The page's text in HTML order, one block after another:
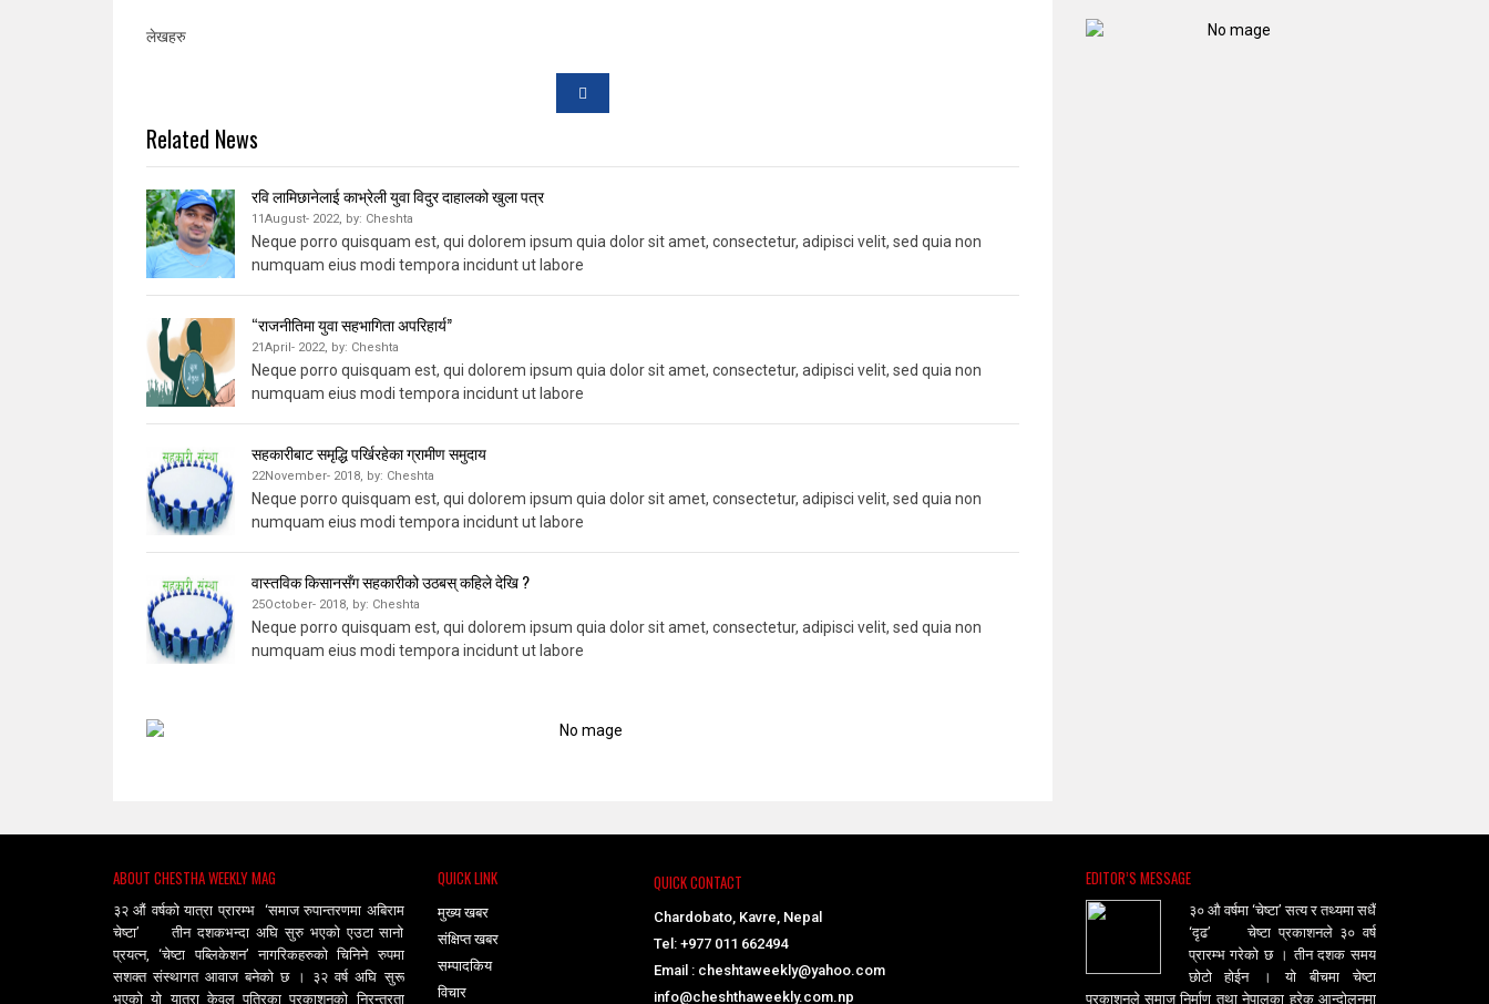
लेखहरु
Related News
रवि लामिछानेलाई काभ्रेली युवा विदुर दाहालको खुला पत्र
11August- 2022, by: Cheshta
Neque porro quisquam est, qui dolorem ipsum quia dolor sit amet, consectetur, adipisci velit, sed quia non
numquam eius modi tempora incidunt ut labore
“राजनीतिमा युवा सहभागिता अपरिहार्य”
21April- 2022, by: Cheshta
Neque porro quisquam est, qui dolorem ipsum quia dolor sit amet, consectetur, adipisci velit, sed quia non
numquam eius modi tempora incidunt ut labore
सहकारीबाट समृद्धि पर्खिरहेका ग्रामीण समुदाय
22November- 2018, by: Cheshta
Neque porro quisquam est, qui dolorem ipsum quia dolor sit amet, consectetur, adipisci velit, sed quia non
numquam eius modi tempora incidunt ut labore
वास्तविक किसानसँग सहकारीको उठबस् कहिले देखि ?
25October- 2018, by: Cheshta
Neque porro quisquam est, qui dolorem ipsum quia dolor sit amet, consectetur, adipisci velit, sed quia non
numquam eius modi tempora incidunt ut labore
ABOUT CHESTHA WEEKLY MAG
३२ औं वर्षको यात्रा प्रारम्भ ‘समाज रुपान्तरणमा अबिराम
चेष्टा’ तीन दशकभन्दा अघि सुरु भएको एउटा सानो
प्रयत्न, ‘चेष्टा पब्लिकेशन’ नागरिकहरुको चिनिने रुपमा
सशक्त संस्थागत आवाज बनेको छ । ३२ वर्ष अघि सुरू
भएको यो यात्रा केवल पत्रिका प्रकाशनको निरन्तरता
QUICK LINK
मुख्य खबर
संक्षिप्त खबर
सम्पादकिय
विचार
QUICK CONTACT
Chardobato, Kavre, Nepal
Tel: +977 011 662494
Email : cheshtaweekly@yahoo.com
info@cheshthaweekly.com.np
EDITOR’S MESSAGE
३० औ वर्षमा ‘चेष्टा’ सत्य र तथ्यमा सधैं
‘दृढ’ चेष्टा प्रकाशनले ३० वर्ष
प्रारम्भ गरेको छ । तीन दशक समय
छोटो होईन । यो बीचमा चेष्टा
प्रकाशनले समाज निर्माण तथा नेपालका हरेक आन्दोलनमा